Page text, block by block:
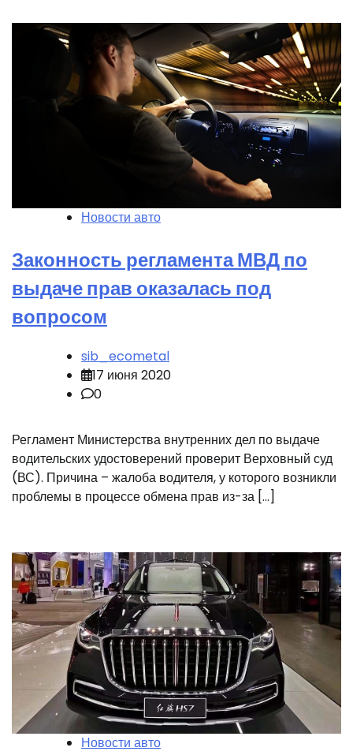
Новости авто
Законность регламента МВД по
выдаче прав оказалась под
вопросом
sib_ecometal
17 июня 2020
0
Регламент Министерства внутренних дел по выдаче
водительских удостоверений проверит Верховный суд
(ВС). Причина – жалоба водителя, у которого возникли
проблемы в процессе обмена прав из-за […]
Новости авто